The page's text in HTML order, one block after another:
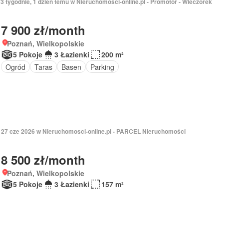
7 900 zł/month
Poznań, Wielkopolskie
5 Pokoje
3 Łazienki
200 m²
Ogród
Taras Basen Parking
27 cze 2026 w Nieruchomosci-online.pl - PARCEL Nieruchomości
8 500 zł/month
Poznań, Wielkopolskie
5 Pokoje
3 Łazienki 157 m²